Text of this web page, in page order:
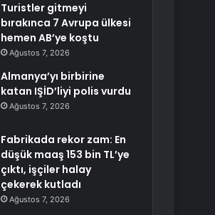
Turistler gitmeyi
bırakınca 7 Avrupa ülkesi
hemen AB’ye koştu
Ağustos 7, 2026
Almanya’yı birbirine
katan IŞİD’liyi polis vurdu
Ağustos 7, 2026
Fabrikada rekor zam: En
düşük maaş 153 bin TL’ye
çıktı, işçiler halay
çekerek kutladı
Ağustos 7, 2026